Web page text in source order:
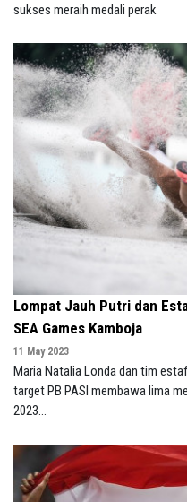
sukses meraih medali perak
Lompat Jauh Putri dan
SEA Games Kamboja
11 May 2023
Maria Natalia Londa dan tim
target PB PASI membawa lima
2023...